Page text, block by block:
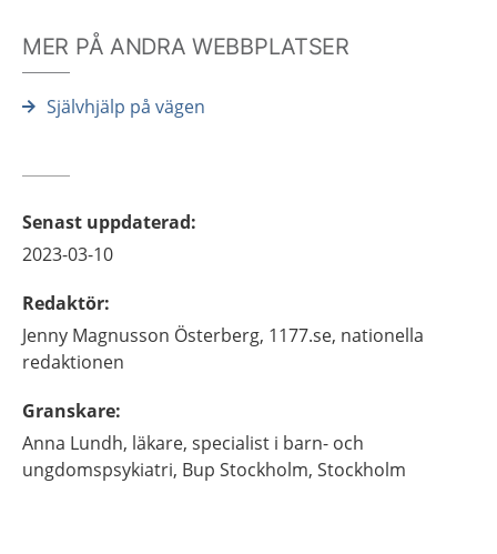
MER PÅ ANDRA WEBBPLATSER
Självhjälp på vägen
Senast uppdaterad:
2023-03-10
Redaktör:
Jenny Magnusson Österberg, 1177.se, nationella
redaktionen
Granskare:
Anna Lundh, läkare, specialist i barn- och
ungdomspsykiatri, Bup Stockholm, Stockholm